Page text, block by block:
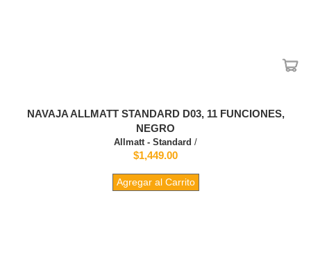
NAVAJA ALLMATT STANDARD D03, 11 FUNCIONES,
NEGRO
Allmatt - Standard /
$1,449.00
Agregar al Carrito